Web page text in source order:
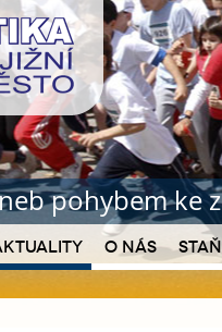
pohybem ke
O nás